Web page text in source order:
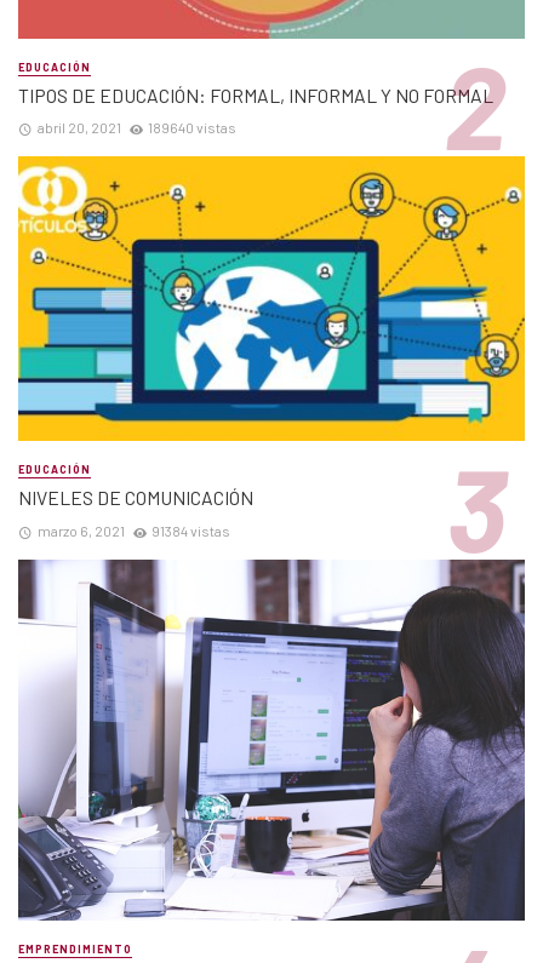
EDUCACIÓN
TIPOS DE EDUCACIÓN: FORMAL, INFORMAL Y NO FORMAL
abril 20, 2021 189640 vistas
EDUCACIÓN
NIVELES DE COMUNICACIÓN
marzo 6, 2021 91384 vistas
EMPRENDIMIENTO